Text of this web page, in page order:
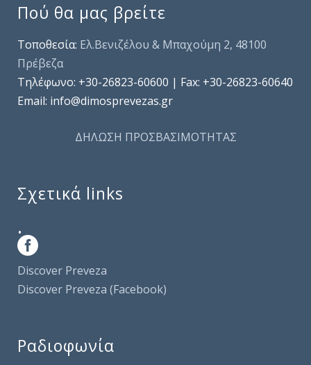
Πού θα μας βρείτε
Τοποθεσία: Ελ.Βενιζέλου & Μπαχούμη 2, 48100
Πρέβεζα
Τηλέφωνo: +30-26823-60600 | Fax: +30-26823-60640
Email: info@dimosprevezas.gr
ΔΗΛΩΣΗ ΠΡΟΣΒΑΣΙΜΟΤΗΤΑΣ
Σχετικά links
.
Discover Preveza
Discover Preveza (Facebook)
Ραδιοφωνία